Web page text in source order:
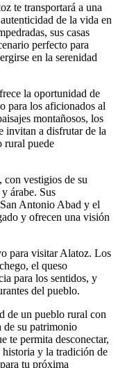
te transportará a una
de la vida en
sus casas
perfecto para
en la serenidad
la oportunidad de
para los aficionados al
montañosos, los
invitan a disfrutar de la
rural puede
con vestigios de su
árabe. Sus
Antonio Abad y el
y ofrecen una visión
para visitar Alatoz. Los
el queso
para los sentidos, y
del pueblo.
de un pueblo rural con
de su patrimonio
te permita desconectar,
historia y la tradición de
tu próxima